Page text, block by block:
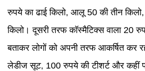
रुपये का ढाई किलो, आलू 50 की तीन
किलो। दूसरी तरफ कॉस्मैटिक्स वाला 20
बताकर लोगों को अपनी तरफ आकर्षित कर
लेडीज सूट, 100 रुपये की टीशर्ट और कहीं